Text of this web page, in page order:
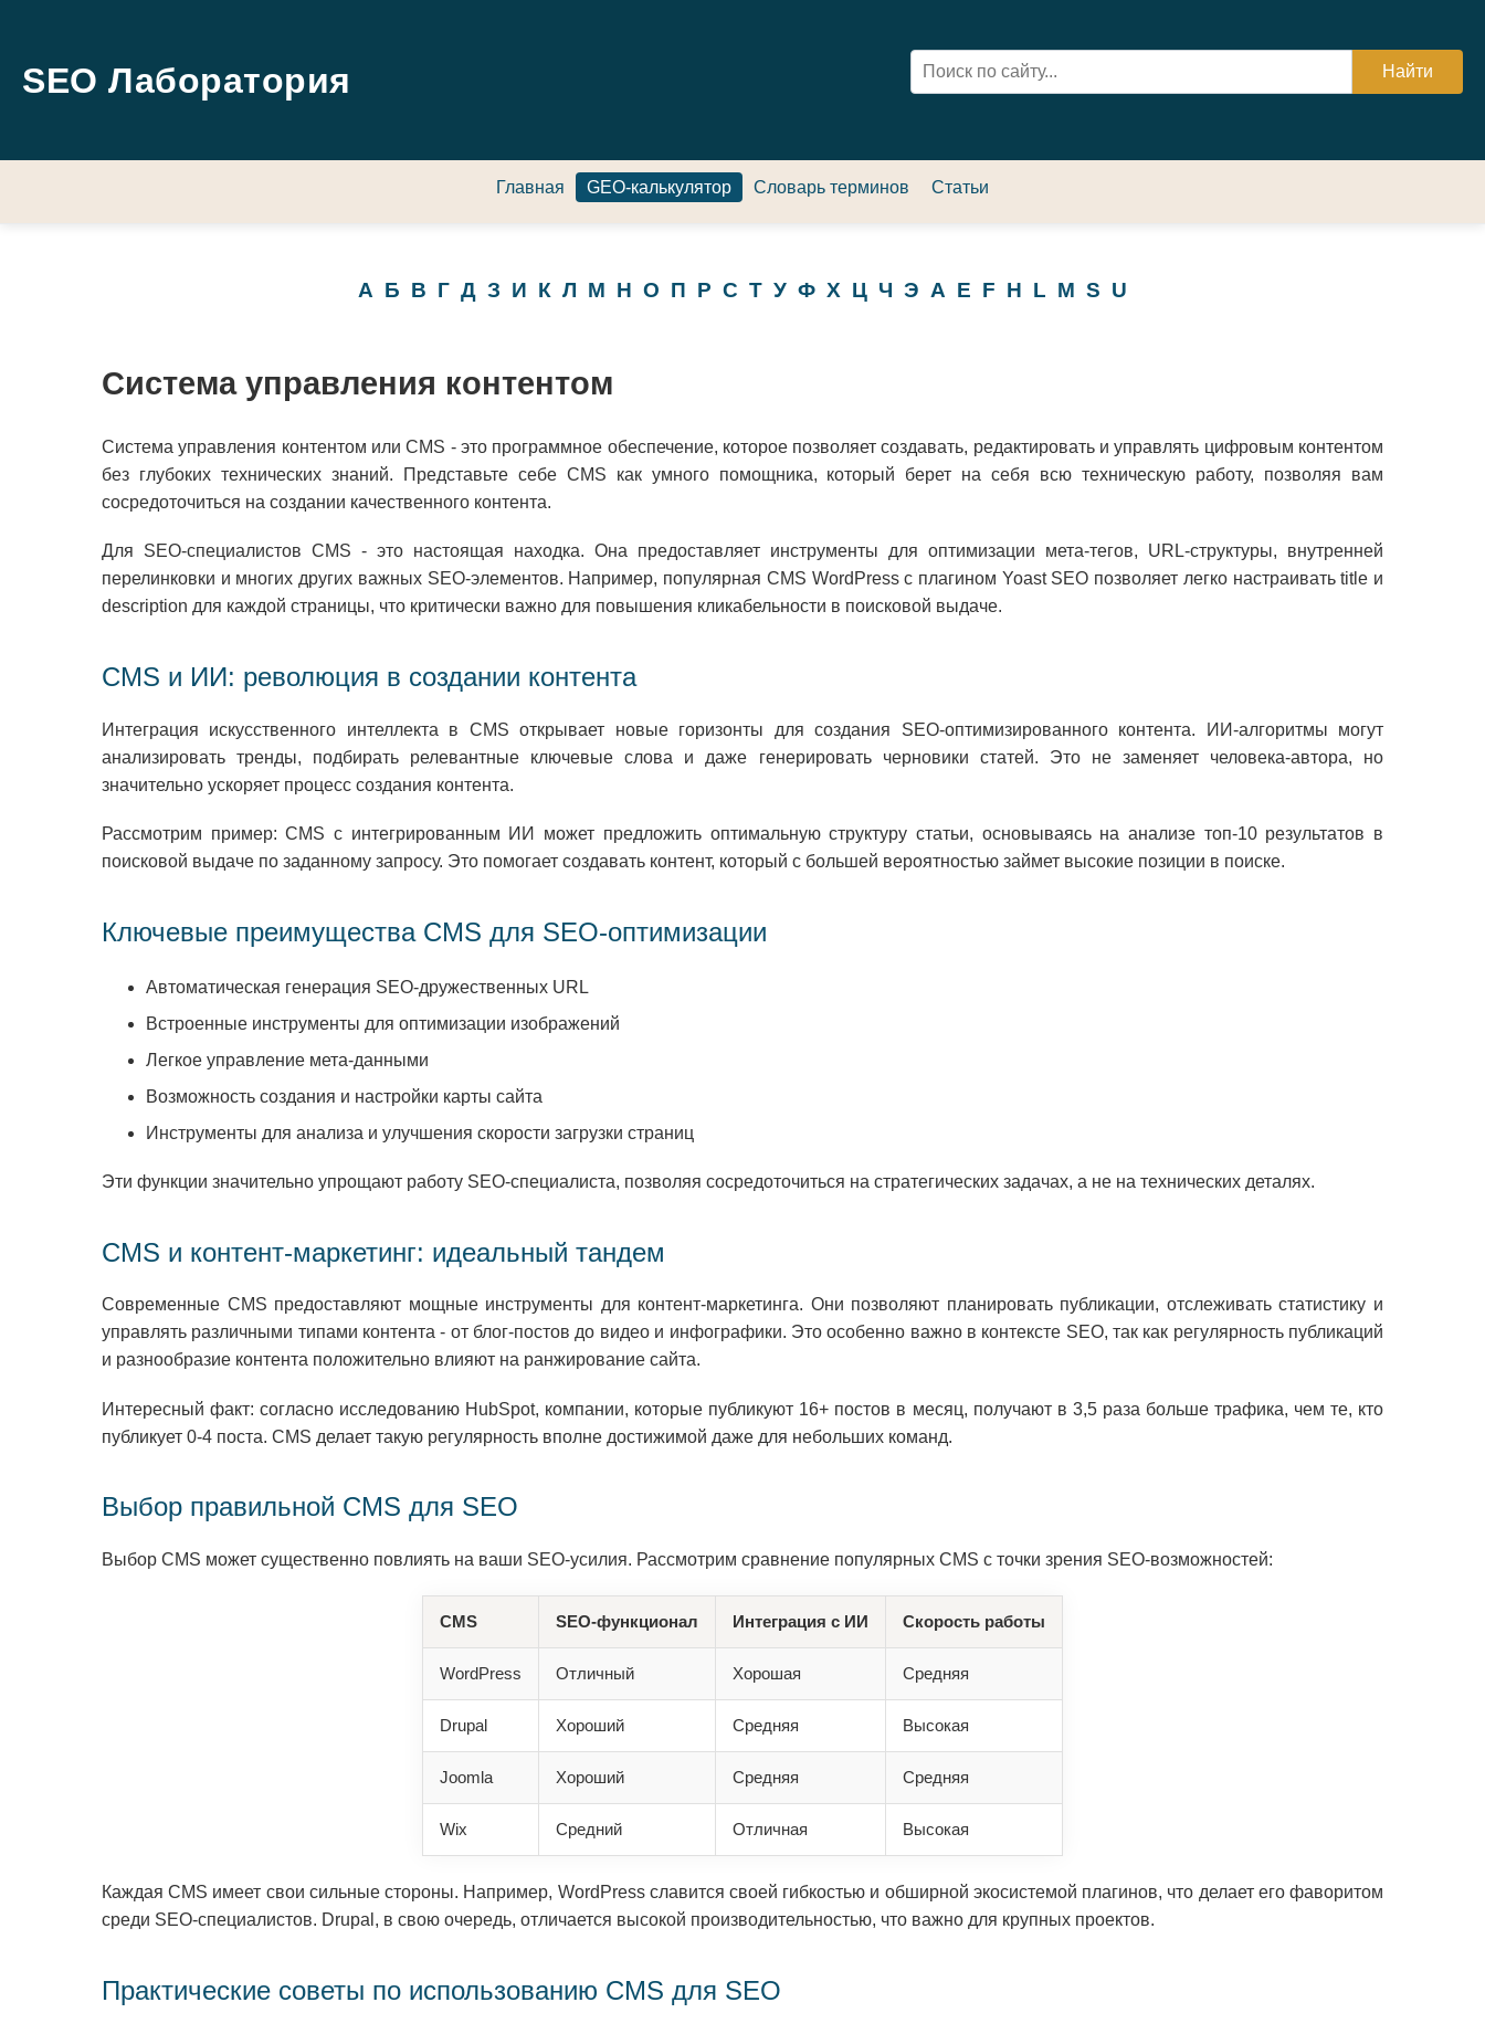
SEO Лаборатория
Главная GEO-калькулятор Словарь терминов Статьи
А Б В Г Д З И К Л М Н О П Р С Т У Ф Х Ц Ч Э A E F H L M S U
Система управления контентом
Система управления контентом или CMS - это программное обеспечение, которое позволяет создавать, редактировать и управлять цифровым контентом
без глубоких технических знаний. Представьте себе CMS как умного помощника, который берет на себя всю техническую работу, позволяя вам
сосредоточиться на создании качественного контента.
Для SEO-специалистов CMS - это настоящая находка. Она предоставляет инструменты для оптимизации мета-тегов, URL-структуры, внутренней
перелинковки и многих других важных SEO-элементов. Например, популярная CMS WordPress с плагином Yoast SEO позволяет легко настраивать title и
description для каждой страницы, что критически важно для повышения кликабельности в поисковой выдаче.
CMS и ИИ: революция в создании контента
Интеграция искусственного интеллекта в CMS открывает новые горизонты для создания SEO-оптимизированного контента. ИИ-алгоритмы могут
анализировать тренды, подбирать релевантные ключевые слова и даже генерировать черновики статей. Это не заменяет человека-автора, но
значительно ускоряет процесс создания контента.
Рассмотрим пример: CMS с интегрированным ИИ может предложить оптимальную структуру статьи, основываясь на анализе топ-10 результатов в
поисковой выдаче по заданному запросу. Это помогает создавать контент, который с большей вероятностью займет высокие позиции в поиске.
Ключевые преимущества CMS для SEO-оптимизации
Автоматическая генерация SEO-дружественных URL
Встроенные инструменты для оптимизации изображений
Легкое управление мета-данными
Возможность создания и настройки карты сайта
Инструменты для анализа и улучшения скорости загрузки страниц
Эти функции значительно упрощают работу SEO-специалиста, позволяя сосредоточиться на стратегических задачах, а не на технических деталях.
CMS и контент-маркетинг: идеальный тандем
Современные CMS предоставляют мощные инструменты для контент-маркетинга. Они позволяют планировать публикации, отслеживать статистику и
управлять различными типами контента - от блог-постов до видео и инфографики. Это особенно важно в контексте SEO, так как регулярность публикаций
и разнообразие контента положительно влияют на ранжирование сайта.
Интересный факт: согласно исследованию HubSpot, компании, которые публикуют 16+ постов в месяц, получают в 3,5 раза больше трафика, чем те, кто
публикует 0-4 поста. CMS делает такую регулярность вполне достижимой даже для небольших команд.
Выбор правильной CMS для SEO
Выбор CMS может существенно повлиять на ваши SEO-усилия. Рассмотрим сравнение популярных CMS с точки зрения SEO-возможностей:
CMS SEO-функционал Интеграция с ИИ Скорость работы
WordPress Отличный Хорошая Средняя
Drupal Хороший Средняя Высокая
Joomla Хороший Средняя Средняя
Wix Средний Отличная Высокая
Каждая CMS имеет свои сильные стороны. Например, WordPress славится своей гибкостью и обширной экосистемой плагинов, что делает его фаворитом
среди SEO-специалистов. Drupal, в свою очередь, отличается высокой производительностью, что важно для крупных проектов.
Практические советы по использованию CMS для SEO